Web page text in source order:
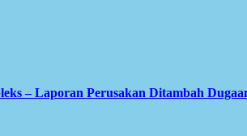
– Laporan Perusakan Ditambah